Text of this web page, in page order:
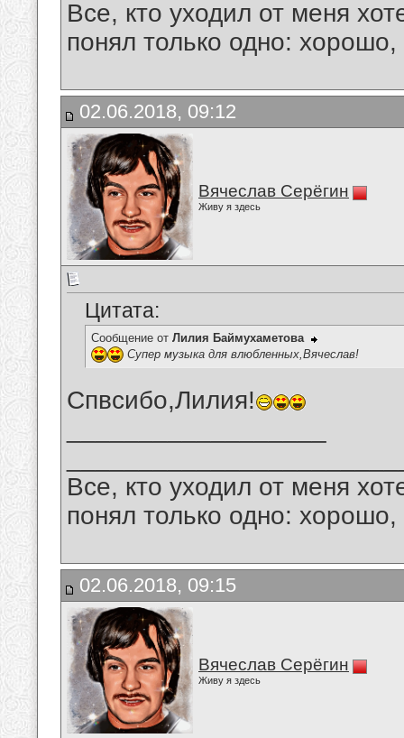
Все, кто уходил от меня
понял только одно:
02.06.2018, 09:12
Вячеслав Серёгин
Живу я здесь
Цитата:
Сообщение от Лилия Баймухаметова
Супер музыка для влюбленных,Вячеслав!
Спвсибо,Лилия!
Все, кто уходил от меня
понял только одно:
02.06.2018, 09:15
Вячеслав Серёгин
Живу я здесь